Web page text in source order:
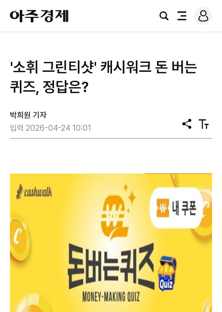
아
주
경
검
전
로
그
'소휘 그린티샷' 캐시워크 돈 버는
퀴즈, 정답은?
박희원 기자
입력 2026-04-24 10:01
공
유
텍
스